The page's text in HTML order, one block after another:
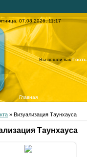
07.08.2026, 11:17
Вы вошли какГость
Главная
» Визуализация Таунхауса
Таунхауса